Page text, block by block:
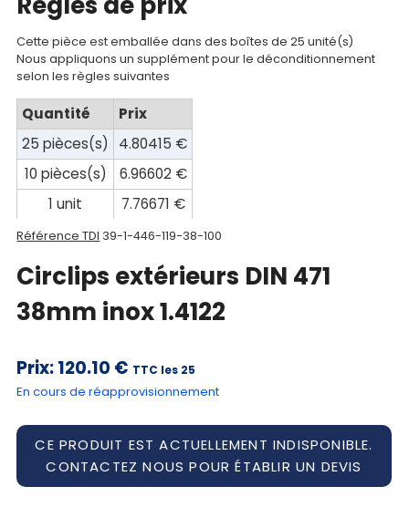
Mon
panier
Contact
Cette pièce est emballée dans des boîtes de 25 unité(s)
Nous appliquons un supplément pour le déconditionnement
selon les règles suivantes
Quantité
Prix
25 pièces(s)
4.80415 €
10 pièces(s)
6.96602 €
1 unit
7.76671 €
Référence TDI 39-1-446-119-38-100
Circlips extérieurs DIN 471
38mm inox 1.4122
Prix:120.10 € TTC les 25
En cours de réapprovisionnement
CE PRODUIT EST ACTUELLEMENT INDISPONIBLE.
CONTACTEZ NOUS POUR ÉTABLIR UN DEVIS